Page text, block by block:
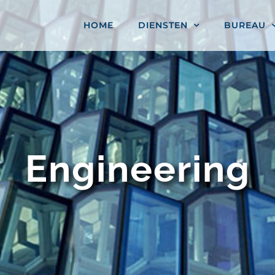
HOME DIENSTEN BUREAU
Engineering